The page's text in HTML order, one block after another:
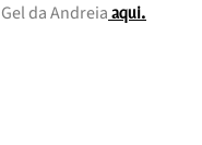
da Andreia aqui.